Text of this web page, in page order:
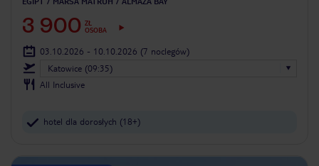
3 900 ZŁ
OSOBA
03.10.2026 - 10.10.2026 (7 noclegów)
Katowice (09:35)
All Inclusive
hotel dla dorosłych (18+)